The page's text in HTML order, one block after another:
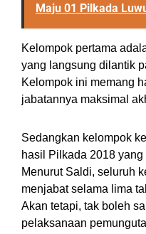
Maju 01 Pilkada
Kelompok pertama
yang langsung dilantik
Kelompok ini memang
jabatannya maksimal
Sedangkan kelompok
hasil Pilkada 2018
Menurut Saldi, seluruh
menjabat selama lima
Akan tetapi, tak boleh
pelaksanaan